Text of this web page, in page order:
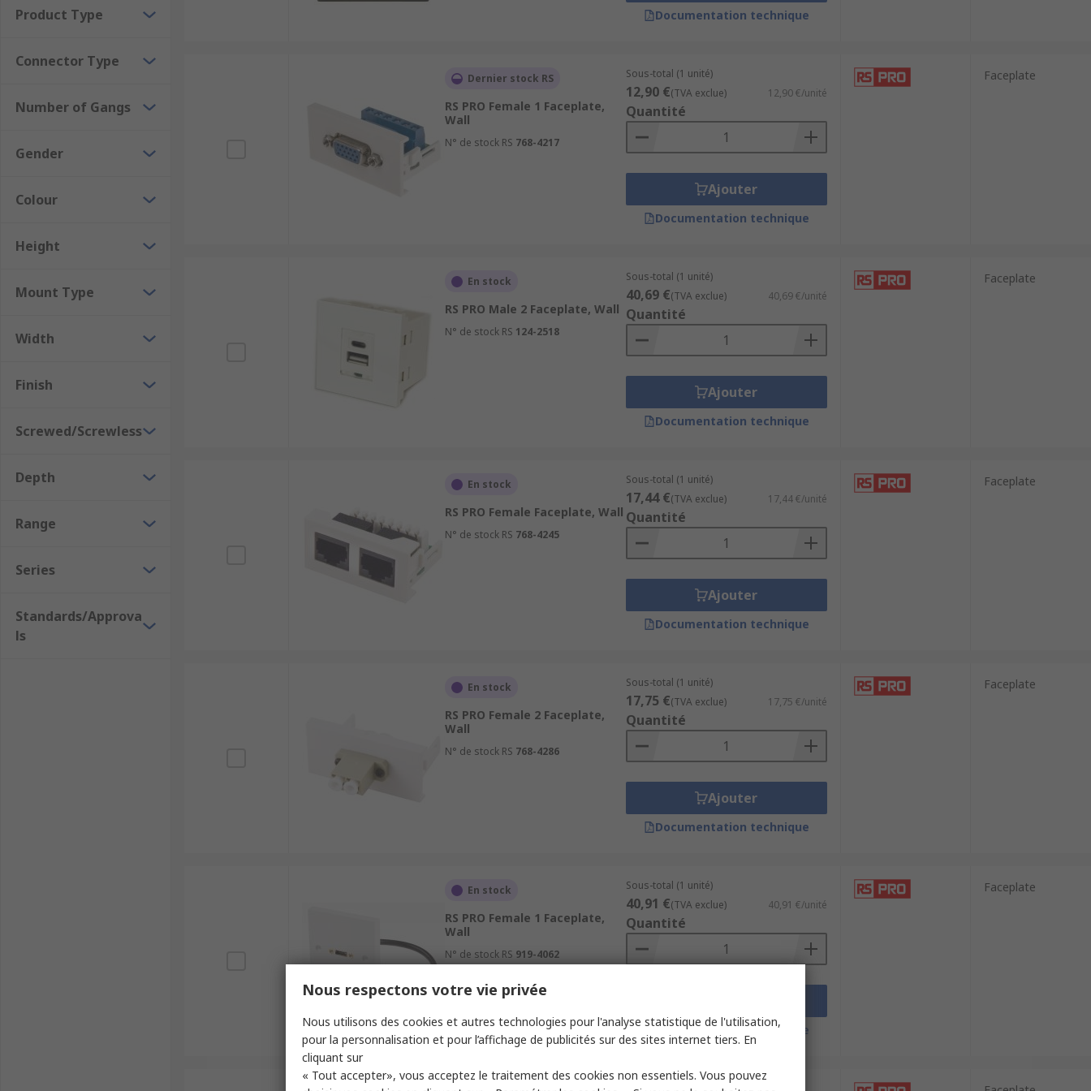
Product Type
Connector Type
Number of Gangs
Gender
Colour
Height
Mount Type
Width
Finish
Screwed/Screwless
Depth
Range
Series
Standards/Approva
ls
Documentation technique
Dernier stock RS
RS PRO Female 1 Faceplate,
Wall
N° de stock RS 768-4217
Sous-total (1 unité)
12,90 €(TVA exclue) 12,90 €/unité
Quantité
Ajouter
Documentation technique
Faceplate
En stock
RS PRO Male 2 Faceplate, Wall
N° de stock RS 124-2518
Sous-total (1 unité)
40,69 €(TVA exclue) 40,69 €/unité
Quantité
Ajouter
Documentation technique
Faceplate
En stock
RS PRO Female Faceplate, Wall
N° de stock RS 768-4245
Sous-total (1 unité)
17,44 €(TVA exclue) 17,44 €/unité
Quantité
Ajouter
Documentation technique
Faceplate
En stock
RS PRO Female 2 Faceplate,
Wall
N° de stock RS 768-4286
Sous-total (1 unité)
17,75 €(TVA exclue) 17,75 €/unité
Quantité
Ajouter
Documentation technique
Faceplate
En stock
RS PRO Female 1 Faceplate,
Wall
N° de stock RS 919-4062
Sous-total (1 unité)
40,91 €(TVA exclue) 40,91 €/unité
Quantité
Documentation technique
Faceplate
Sous-total (1 unité)
Nous respectons votre vie privée
Nous utilisons des cookies et autres technologies pour l'analyse statistique de l'utilisation,
pour la personnalisation et pour l’affichage de publicités sur des sites internet tiers. En
cliquant sur
« Tout accepter», vous acceptez le traitement des cookies non essentiels. Vous pouvez